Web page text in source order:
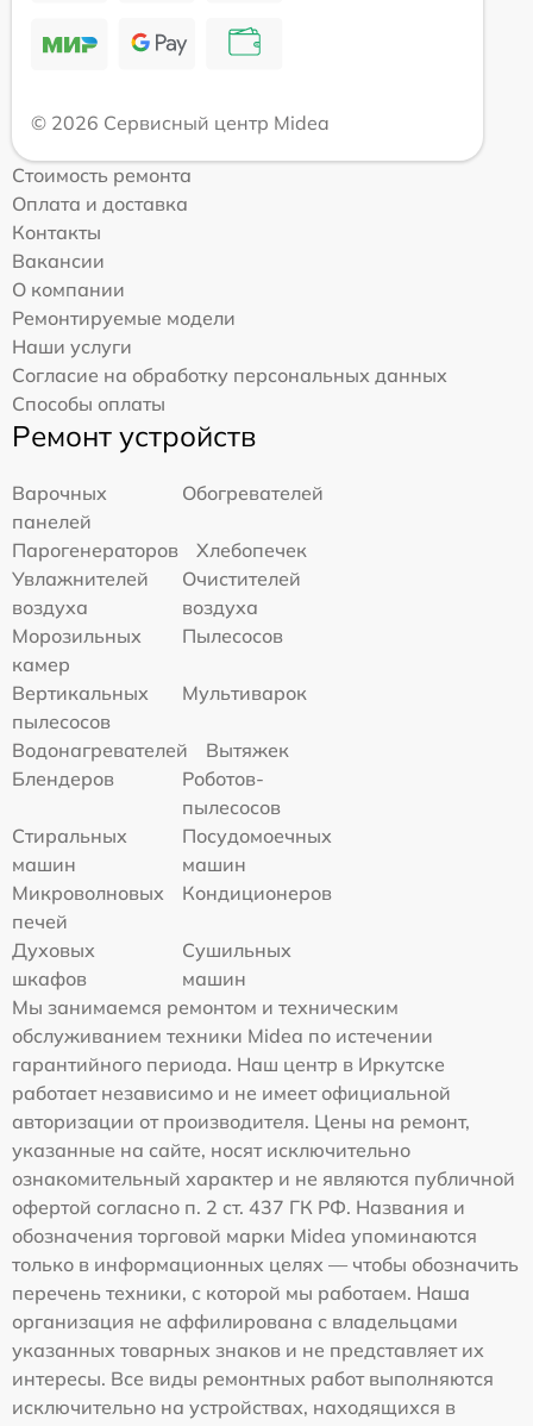
© 2026 Сервисный центр Midea
Стоимость ремонта
Оплата и доставка
Контакты
Вакансии
О компании
Ремонтируемые модели
Наши услуги
Согласие на обработку персональных данных
Способы оплаты
Ремонт устройств
Варочных
панелей
Обогревателей
Парогенераторов
Хлебопечек
Увлажнителей
воздуха
Очистителей
воздуха
Морозильных
камер
Пылесосов
Вертикальных
пылесосов
Мультиварок
Водонагревателей
Вытяжек
Блендеров
Роботов-
пылесосов
Стиральных
машин
Посудомоечных
машин
Микроволновых
печей
Кондиционеров
Духовых
шкафов
Сушильных
машин
Мы занимаемся ремонтом и техническим
обслуживанием техники Midea по истечении
гарантийного периода. Наш центр в Иркутске
работает независимо и не имеет официальной
авторизации от производителя. Цены на ремонт,
указанные на сайте, носят исключительно
ознакомительный характер и не являются публичной
офертой согласно п. 2 ст. 437 ГК РФ. Названия и
обозначения торговой марки Midea упоминаются
только в информационных целях — чтобы обозначить
перечень техники, с которой мы работаем. Наша
организация не аффилирована с владельцами
указанных товарных знаков и не представляет их
интересы. Все виды ремонтных работ выполняются
исключительно на устройствах, находящихся в